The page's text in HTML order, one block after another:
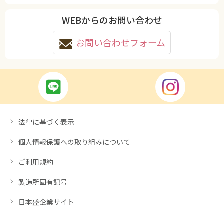
WEBからのお問い合わせ
お問い合わせフォーム
法律に基づく表示
個人情報保護への取り組みについて
ご利用規約
製造所固有記号
日本盛企業サイト